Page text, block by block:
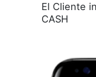
El Cliente
CASH